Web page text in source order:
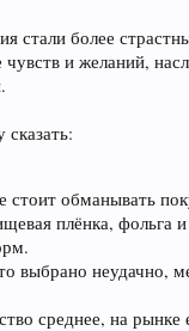
стали более
чувств и желаний,
стоит обманывать
плёнка, фольга
выбрано неудачно,
среднее, на рынке